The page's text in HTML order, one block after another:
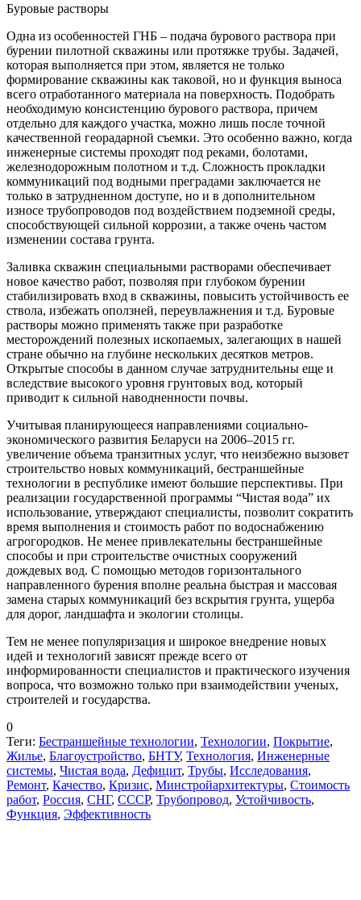
Буровые растворы
Одна из особенностей ГНБ – подача бурового раствора при
бурении пилотной скважины или протяжке трубы. Задачей,
которая выполняется при этом, является не только
формирование скважины как таковой, но и функция выноса
всего отработанного материала на поверхность. Подобрать
необходимую консистенцию бурового раствора, причем
отдельно для каждого участка, можно лишь после точной
качественной георадарной съемки. Это особенно важно, когда
инженерные системы проходят под реками, болотами,
железнодорожным полотном и т.д. Сложность прокладки
коммуникаций под водными преградами заключается не
только в затрудненном доступе, но и в дополнительном
износе трубопроводов под воздействием подземной среды,
способствующей сильной коррозии, а также очень частом
изменении состава грунта.
Заливка скважин специальными растворами обеспечивает
новое качество работ, позволяя при глубоком бурении
стабилизировать вход в скважины, повысить устойчивость ее
ствола, избежать оползней, переувлажнения и т.д. Буровые
растворы можно применять также при разработке
месторождений полезных ископаемых, залегающих в нашей
стране обычно на глубине нескольких десятков метров.
Открытые способы в данном случае затруднительны еще и
вследствие высокого уровня грунтовых вод, который
приводит к сильной наводненности почвы.
Учитывая планирующееся направлениями социально-
экономического развития Беларуси на 2006–2015 гг.
увеличение объема транзитных услуг, что неизбежно вызовет
строительство новых коммуникаций, бестраншейные
технологии в республике имеют большие перспективы. При
реализации государственной программы “Чистая вода” их
использование, утверждают специалисты, позволит сократить
время выполнения и стоимость работ по водоснабжению
агрогородков. Не менее привлекательны бестраншейные
способы и при строительстве очистных сооружений
дождевых вод. С помощью методов горизонтального
направленного бурения вполне реальна быстрая и массовая
замена старых коммуникаций без вскрытия грунта, ущерба
для дорог, ландшафта и экологии столицы.
Тем не менее популяризация и широкое внедрение новых
идей и технологий зависят прежде всего от
информированности специалистов и практического изучения
вопроса, что возможно только при взаимодействии ученых,
строителей и государства.
0
Теги: Бестраншейные технологии, Технологии, Покрытие,
Жилье, Благоустройство, БНТУ, Технология, Инженерные
системы, Чистая вода, Дефицит, Трубы, Исследования,
Ремонт, Качество, Кризис, Минстройархитектуры, Стоимость
работ, Россия, СНГ, СССР, Трубопровод, Устойчивость,
Функция, Эффективность